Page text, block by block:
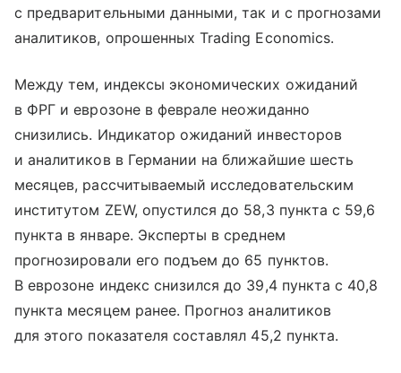
с предварительными данными, так и с прогнозами
аналитиков, опрошенных Trading Economics.
Между тем, индексы экономических ожиданий
в ФРГ и еврозоне в феврале неожиданно
снизились. Индикатор ожиданий инвесторов
и аналитиков в Германии на ближайшие шесть
месяцев, рассчитываемый исследовательским
институтом ZEW, опустился до 58,3 пункта с 59,6
пункта в январе. Эксперты в среднем
прогнозировали его подъем до 65 пунктов.
В еврозоне индекс снизился до 39,4 пункта с 40,8
пункта месяцем ранее. Прогноз аналитиков
для этого показателя составлял 45,2 пункта.